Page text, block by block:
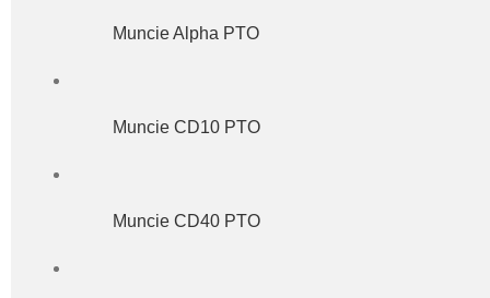
Muncie Alpha PTO
Muncie CD10 PTO
Muncie CD40 PTO